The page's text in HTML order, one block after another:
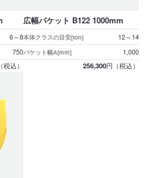
6～8
750
税込）
広幅バケット B122 1000mm
本体クラスの目安[ton] 12～14
バケット幅A[mm] 1,000
256,300円（税込）